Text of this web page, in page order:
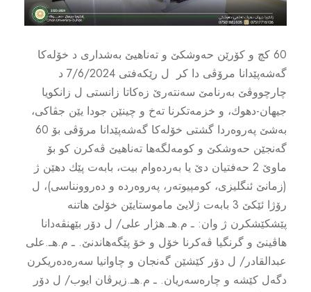
60 كچ و كۆرێن حه‌وشكێ و ته‌ناهیێ به‌شدارى د خۆله‌كا
گه‌شه‌پێدانا مرۆڤى دا كر ل رێكه‌فتى 7/6/2024 د
چارچووڤێ به‌رنامێ سه‌نته‌رێ زه‌كاتا زانستى ل زانكویا
جیهان-دهوك، و خزمه‌تكرنا ته‌خ و چینێن جودا یێن جڤاكى،
به‌شێ په‌روه‌ردا گشتى خۆله‌كا گه‌شه‌پێدانا مرۆڤى بۆ 60
گه‌نجێن حه‌وشكێ و كومه‌لگه‌ها ته‌ناهیێ ڤه‌كرن كو بۆ
ماوێ 2 حه‌فتیان دێ یا به‌رده‌وام بیت، بابه‌ت پێك دهێن ژ
(زمانێ ئنگلیزى، كومپیوته‌ر، په‌روه‌رده‌ و ده‌روونناسى)، ل
رۆژا ئێكێ 3 بابه‌ت ژلایێ ماموستایێن خۆلێ هاتنه‌
پێشكێشكرن ژ وان: ـ م.هـ.هژار علی/ ل دۆر بێهنڤه‌دانا
هاڤینێ و گرنگیا ڤه‌كرنا خۆل و خۆ پێگه‌هاندنێ. ـ م.هـ.علی
عبدالقادر/ ل دۆر كێشێن گه‌نجان و چاوانیا سه‌ره‌ده‌ریكرن
دگه‌ل كێشه‌ و چاره‌سه‌ریان. ـ م.هـ.زیرڤان ایوب/ ل دۆر